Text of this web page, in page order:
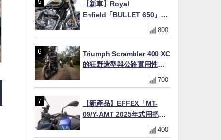
【新車】Royal
Enfield「BULLET 650」8
月27日日本發售（98萬日圓
～）！648cc空冷並列雙缸×
色
800
Triumph Scrambler 400 XC
的狂野造型與公路實用性的
700
【新產品】EFFEX「MT-
09/Y-AMT 2025年式用把手
Easy Fit Bar Plus」！高
7mm後移16mm直上×三色×
400